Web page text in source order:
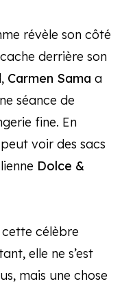
révèle son côté
derrière son
Carmen Sama a
séance de
fine. En
voir des sacs
Dolce &
cette célèbre
elle ne s’est
mais une chose